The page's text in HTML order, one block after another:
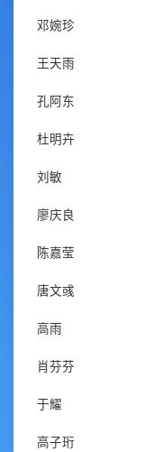
邓婉珍
王天雨
孔阿东
杜明卉
刘敏
廖庆良
陈嘉莹
唐文彧
高雨
肖芬芬
于耀
高子珩